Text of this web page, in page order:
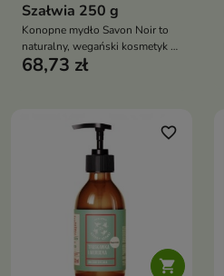
Szałwia 250 g
Konopne mydło Savon Noir to
naturalny, wegański kosmetyk o
żelowej konsystencji, który
68,73 zł

favorite_border